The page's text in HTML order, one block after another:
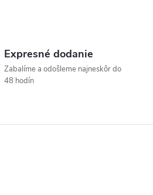
Expresné dodanie
Zabalíme a odošleme najneskôr do
48 hodín